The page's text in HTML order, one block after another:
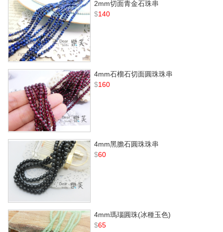
2mm切面青金石珠串
$140
4mm石榴石切面圓珠珠串
$160
4mm黑膽石圓珠珠串
$60
4mm瑪瑙圓珠(冰種玉色)
$65